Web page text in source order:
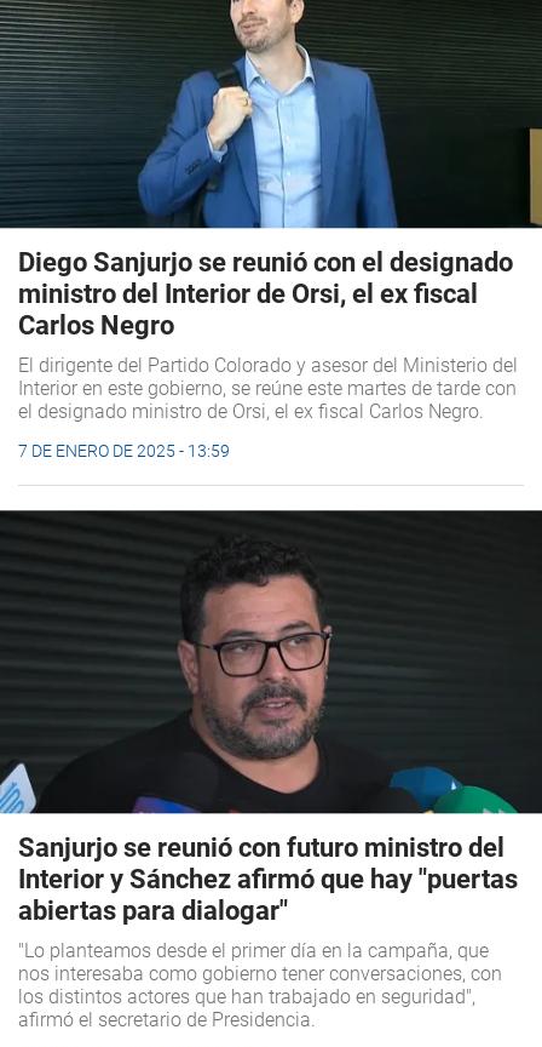
Diego Sanjurjo se reunió con el designado
ministro del Interior de Orsi, el ex fiscal
Carlos Negro
El dirigente del Partido Colorado y asesor del Ministerio del
Interior en este gobierno, se reúne este martes de tarde con
el designado ministro de Orsi, el ex fiscal Carlos Negro.
7 DE ENERO DE 2025 - 13:59
Sanjurjo se reunió con futuro ministro del
Interior y Sánchez afirmó que hay "puertas
abiertas para dialogar"
"Lo planteamos desde el primer día en la campaña, que
nos interesaba como gobierno tener conversaciones, con
los distintos actores que han trabajado en seguridad",
afirmó el secretario de Presidencia.